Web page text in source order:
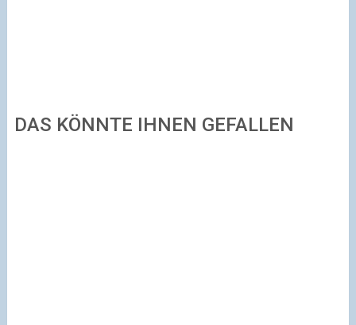
DAS KÖNNTE IHNEN GEFALLEN